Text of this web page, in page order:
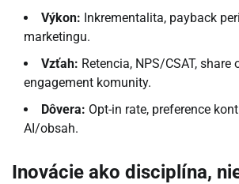
Výkon: Inkrementalita, payback
marketingu.
Vzťah: Retencia, NPS/CSAT, share
engagement komunity.
Dôvera: Opt-in rate, preference
AI/obsah.
Inovácie ako disciplína,